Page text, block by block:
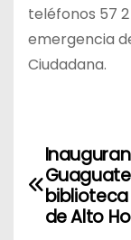
teléfonos 57 2
emergencia
Ciudadana.
N
a
Inauguran
de Alto